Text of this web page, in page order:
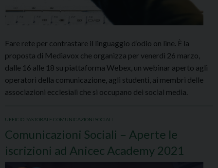
Fare rete per contrastare il linguaggio d’odio on line. È la
proposta di Mediavox che organizza per venerdì 26 marzo,
dalle 16 alle 18 su piattaforma Webex, un webinar aperto agli
operatori della comunicazione, agli studenti, ai membri delle
associazioni ecclesiali che si occupano dei social media.
UFFICIO PASTORALE COMUNICAZIONI SOCIALI
Comunicazioni Sociali – Aperte le
iscrizioni ad Anicec Academy 2021